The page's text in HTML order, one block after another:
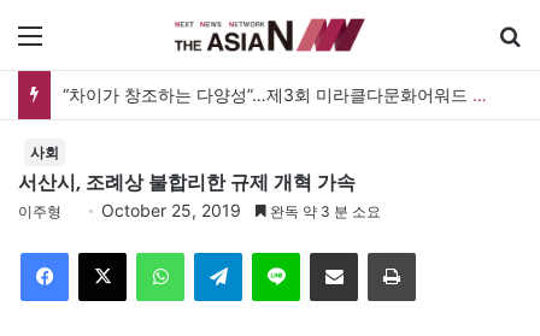
“차이가 창조하는 다양성”…제3회 미라클다문화어워드 시상식
사회
서산시, 조례상 불합리한 규제 개혁 가속
이주형 October 25, 2019 완독 약 3 분 소요
Telegram 이메일